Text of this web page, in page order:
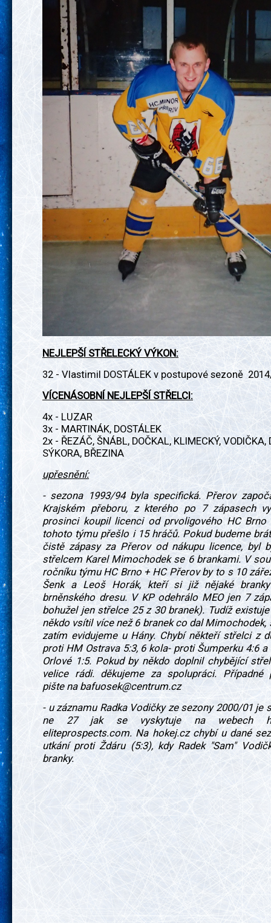
NEJLEPŠÍ STŘELECKÝ VÝKON:
32 - Vlastimil DOSTÁLEK v postupové sezoně
VÍCENÁSOBNÍ NEJLEPŠÍ STŘELCI:
4x - LUZAR
3x - MARTINÁK, DOSTÁLEK
2x - ŘEZÁČ, ŠNÁBL, DOČKAL, KLIMECKÝ, VODIČKA,
SÝKORA, BŘEZINA
upřesnění:
- sezona 1993/94 byla specifická. Přerov
Krajském přeboru, z kterého po 7 zápasech
prosinci koupil licenci od prvoligového HC Brno
tohoto týmu přešlo i 15 hráčů. Pokud budeme
čistě zápasy za Přerov od nákupu licence, byl
střelcem Karel Mimochodek se 6 brankami. V
ročníku týmu HC Brno + HC Přerov by to s 10
Šenk a Leoš Horák, kteří si již nějaké
brněnského dresu. V KP odehrálo MEO jen 7
bohužel jen střelce 25 z 30 branek). Tudíž
někdo vsítil více než 6 branek co dal Mimochodek,
zatím evidujeme u Hány. Chybí někteří střelci z
proti HM Ostrava 5:3, 6 kola- proti Šumperku 4:6
Orlové 1:5. Pokud by někdo doplnil chybějící
velice rádi. děkujeme za spolupráci. Případné
pište na bafuosek@centrum.cz
- u záznamu Radka Vodičky ze sezony 2000/01 je
ne 27 jak se vyskytuje na webech
eliteprospects.com. Na hokej.cz chybí u dané
utkání proti Ždáru (5:3), kdy Radek "Sam"
branky.